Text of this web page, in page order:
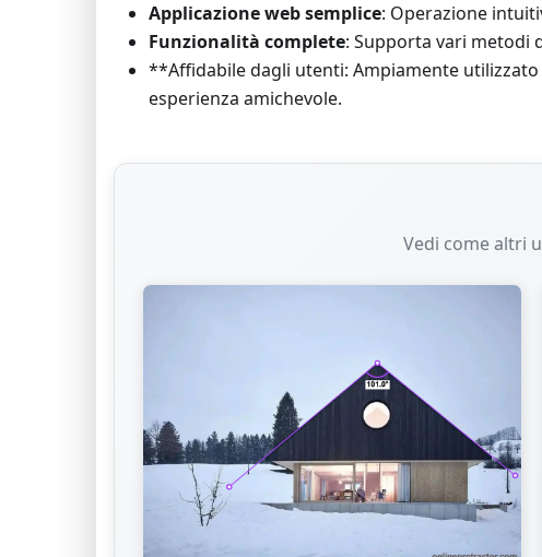
Applicazione web semplice: Operazione
Funzionalità complete: Supporta vari metodi
**Affidabile dagli utenti: Ampiamente
esperienza amichevole.
Vedi come altri